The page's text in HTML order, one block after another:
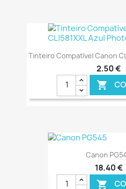
Tinteiro Compatível Canon
2,50 €

Canon
18,40 €
